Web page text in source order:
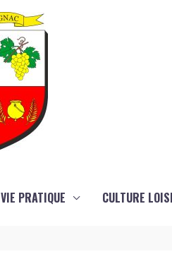
VIE PRATIQUE CULTURE